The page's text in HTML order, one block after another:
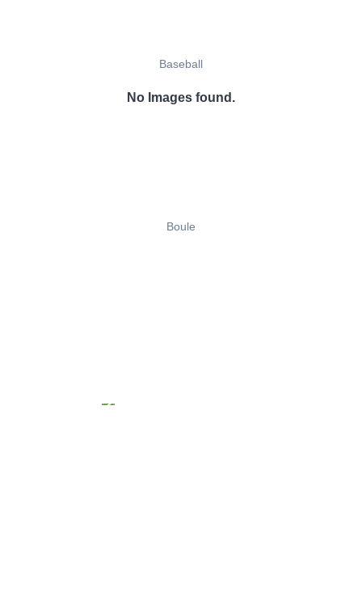
Baseball
No Images found.
Boule